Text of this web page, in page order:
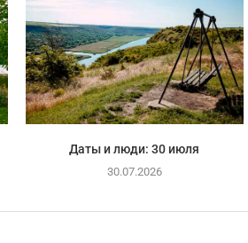
Даты и люди: 30 июля
30.07.2026